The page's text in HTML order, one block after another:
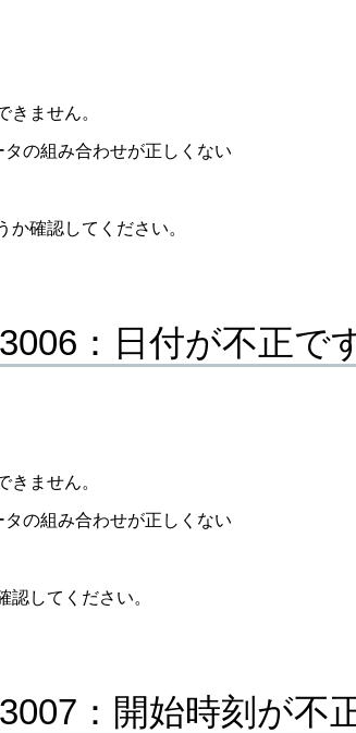
きません。
の組み合わせが正しくない
か確認してください。
：日付が不正で
きません。
の組み合わせが正しくない
認してください。
：開始時刻が不